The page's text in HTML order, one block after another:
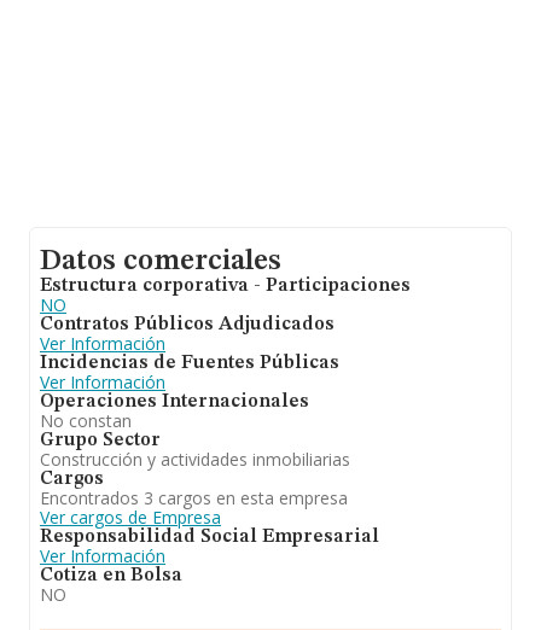
Datos comerciales
Estructura corporativa - Participaciones
NO
Contratos Públicos Adjudicados
Ver Información
Incidencias de Fuentes Públicas
Ver Información
Operaciones Internacionales
No constan
Grupo Sector
Construcción y actividades inmobiliarias
Cargos
Encontrados 3 cargos en esta empresa
Ver cargos de Empresa
Responsabilidad Social Empresarial
Ver Información
Cotiza en Bolsa
NO